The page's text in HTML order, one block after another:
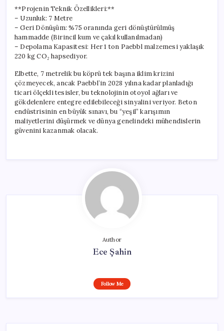
**Projenin Teknik Özellikleri:**
– Uzunluk: 7 Metre
– Geri Dönüşüm: %75 oranında geri dönüştürülmüş
hammadde (Birincil kum ve çakıl kullanılmadan)
– Depolama Kapasitesi: Her 1 ton Paebbl malzemesi yaklaşık
220 kg CO₂ hapsediyor.
Elbette, 7 metrelik bu köprü tek başına iklim krizini
çözmeyecek, ancak Paebbl’in 2028 yılına kadar planladığı
ticari ölçekli tesisler, bu teknolojinin otoyol ağları ve
gökdelenlere entegre edilebileceği sinyalini veriyor. Beton
endüstrisinin en büyük sınavı, bu “yeşil” karışımın
maliyetlerini düşürmek ve dünya genelindeki mühendislerin
güvenini kazanmak olacak.
Author
Ece Şahin
Follow Me